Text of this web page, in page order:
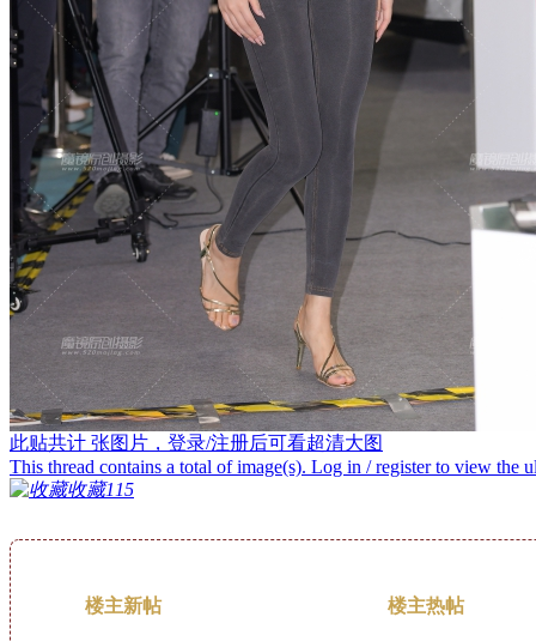
此贴共计 张图片，登录/注册后可看超清大图
This thread contains a total ofimage(s). Log in / register to view the
收藏115
楼主新帖 楼主热帖